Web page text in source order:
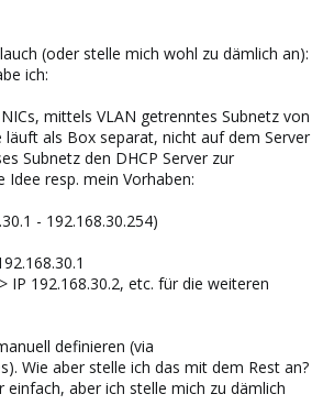
(oder stelle mich wohl zu dämlich an):
ich:
mittels VLAN getrenntes Subnetz von
läuft als Box separat, nicht auf dem Server
Subnetz den DHCP Server zur
Idee resp. mein Vorhaben:
- 192.168.30.254)
IP 192.168.30.2, etc. für die weiteren
definieren (via
Wie aber stelle ich das mit dem Rest an?
einfach, aber ich stelle mich zu dämlich